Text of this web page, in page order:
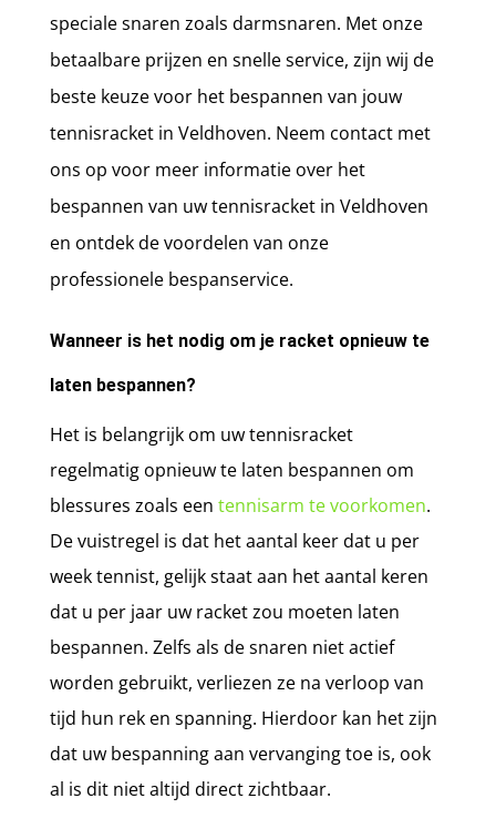
speciale snaren zoals darmsnaren. Met onze
betaalbare prijzen en snelle service, zijn wij de
beste keuze voor het bespannen van jouw
tennisracket in Veldhoven. Neem contact met
ons op voor meer informatie over het
bespannen van uw tennisracket in Veldhoven
en ontdek de voordelen van onze
professionele bespanservice.
Wanneer is het nodig om je racket opnieuw te
laten bespannen?
Het is belangrijk om uw tennisracket
regelmatig opnieuw te laten bespannen om
blessures zoals een tennisarm te voorkomen.
De vuistregel is dat het aantal keer dat u per
week tennist, gelijk staat aan het aantal keren
dat u per jaar uw racket zou moeten laten
bespannen. Zelfs als de snaren niet actief
worden gebruikt, verliezen ze na verloop van
tijd hun rek en spanning. Hierdoor kan het zijn
dat uw bespanning aan vervanging toe is, ook
al is dit niet altijd direct zichtbaar.